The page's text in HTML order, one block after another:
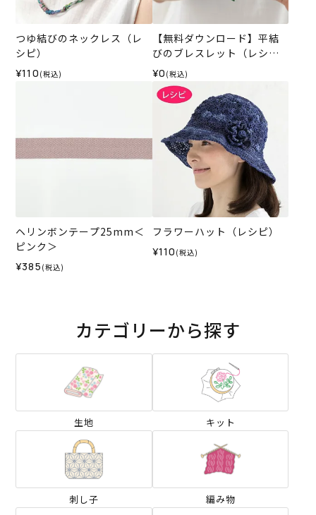
つゆ結びのネックレス（レ
シピ）
¥110 (税込)
【無料ダウンロード】平結
びのブレスレット（レシ
ピ）
¥0 (税込)
ヘリンボンテープ25mm＜
ピンク＞
¥385 (税込)
フラワーハット（レシピ）
¥110 (税込)
カテゴリーから探す
生地 キット
刺し子 編み物